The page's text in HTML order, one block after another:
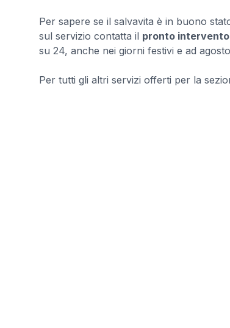
Per sapere se il salvavita è in buono
sul servizio contatta il pronto
su 24, anche nei giorni festivi e ad
Per tutti gli altri servizi offerti per la